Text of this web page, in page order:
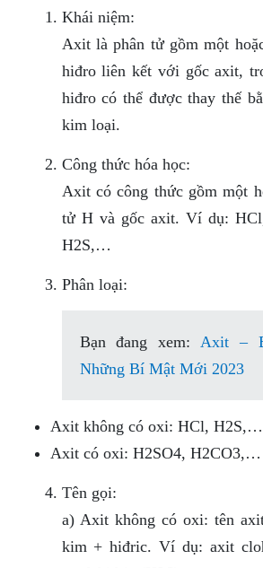
Khái niệm:
Axit là phân tử gồm một
hiđro liên kết với gốc axit,
hiđro có thể được thay thế
kim loại.
Công thức hóa học:
Axit có công thức gồm một
tử H và gốc axit. Ví dụ:
H2S,…
Phân loại:
Bạn đang xem:Axit –
Những Bí Mật Mới 2023
Axit không có oxi: HCl, H2S,…
Axit có oxi: H2SO4, H2CO3,…
Tên gọi:
a) Axit không có oxi: tên
kim + hiđric. Ví dụ: axit